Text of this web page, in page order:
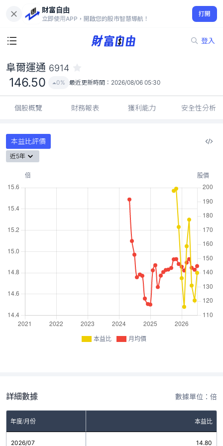
財富自由
立即使用APP，開啟您的股市智慧導航！
打開
登入
146.50
0%
阜爾運通 6914
146.50 0% 最近更新時間： 2026/08/06 05:30
個股概覽 財務報表 獲利能力 安全性分析
本益比評價
近5年
本益比 月均價
詳細數據 數據單位：倍
年度/月份 本益比
2026/07 14.80